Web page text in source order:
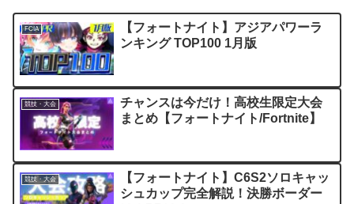
FCIA
【フォートナイト】アジアパワーラ
ンキング TOP100 1月版
競技・大会
チャンスは今だけ！高校生限定大会
まとめ【フォートナイト/Fortnite】
競技・大会
【フォートナイト】C6S2ソロキャッ
シュカップ完全解説！決勝ボーダー